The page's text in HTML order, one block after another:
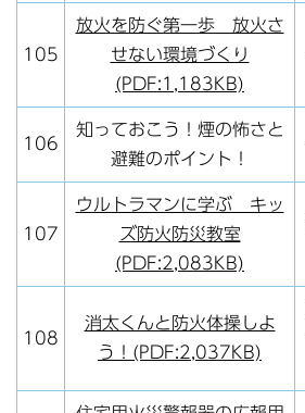
105
放火を防ぐ第一歩 放火さ
せない環境づくり
(PDF:1,183KB)
106
知っておこう！煙の怖さと
避難のポイント！
107
ウルトラマンに学ぶ キッ
ズ防火防災教室
(PDF:2,083KB)
108
消太くんと防火体操しよ
う！(PDF:2,037KB)